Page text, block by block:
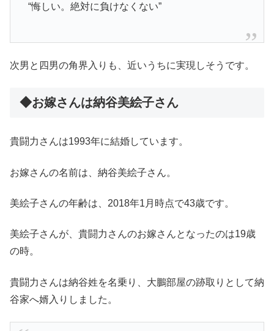
“悔しい。絶対に負けなくない”
次男と四男の角界入りも、近いうちに実現しそうです。
◆お嫁さんは納谷美絵子さん
貴闘力さんは1993年に結婚しています。
お嫁さんの名前は、納谷美絵子さん。
美絵子さんの年齢は、2018年1月時点で43歳です。
美絵子さんが、 貴闘力さんのお嫁さんとなったのは19歳
の時。
貴闘力さんは納谷姓を名乗り、大鵬部屋の跡取りとして納
谷家へ婿入りしました。